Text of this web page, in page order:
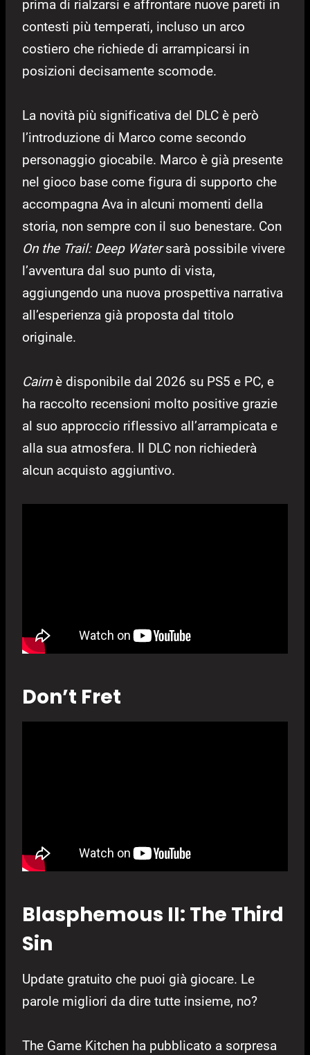
prima di rialzarsi e affrontare nuove pareti in
contesti più temperati, incluso un arco
costiero che richiede di arrampicarsi in
posizioni decisamente scomode.
La novità più significativa del DLC è però
l’introduzione di Marco come secondo
personaggio giocabile. Marco è già presente
nel gioco base come figura di supporto che
accompagna Ava in alcuni momenti della
storia, non sempre con il suo benestare. Con
On the Trail: Deep Watersarà possibile vivere
l’avventura dal suo punto di vista,
aggiungendo una nuova prospettiva narrativa
all’esperienza già proposta dal titolo
originale.
Cairnè disponibile dal 2026 su PS5 e PC, e
ha raccolto recensioni molto positive grazie
al suo approccio riflessivo all’arrampicata e
alla sua atmosfera. Il DLC non richiederà
alcun acquisto aggiuntivo.
Don’t Fret
Blasphemous II: The Third
Sin
Update gratuito che puoi già giocare. Le
parole migliori da dire tutte insieme, no?
The Game Kitchen ha pubblicato a sorpresa